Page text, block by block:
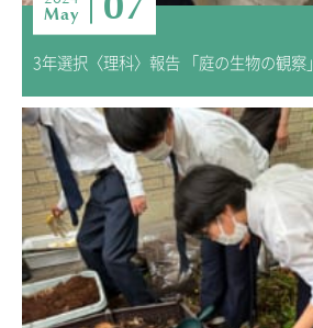
May
3年選択〈理科〉報告 「庭の生物の観察」